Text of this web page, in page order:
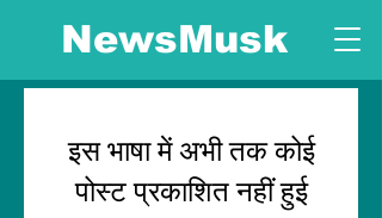
NewsMusk
इस भाषा में अभी तक कोई
पोस्ट प्रकाशित नहीं हुई